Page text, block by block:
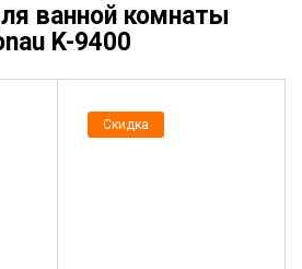
ванной комнаты
K-9400
Скидка